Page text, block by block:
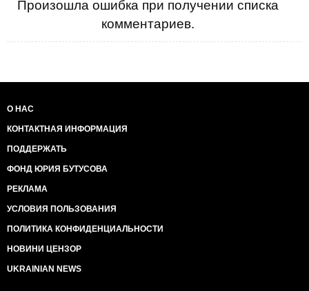
Произошла ошибка при получении списка
комментариев.
О НАС
КОНТАКТНАЯ ИНФОРМАЦИЯ
ПОДДЕРЖАТЬ
ФОНД ЮРИЯ БУТУСОВА
РЕКЛАМА
УСЛОВИЯ ПОЛЬЗОВАНИЯ
ПОЛИТИКА КОНФИДЕНЦИАЛЬНОСТИ
НОВИНИ ЦЕНЗОР
UKRAINIAN NEWS